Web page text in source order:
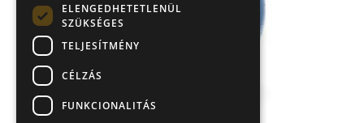
ELENGEDHETETLENÜL
SZÜKSÉGES
TELJESÍTMÉNY
CÉLZÁS
FUNKCIONALITÁS